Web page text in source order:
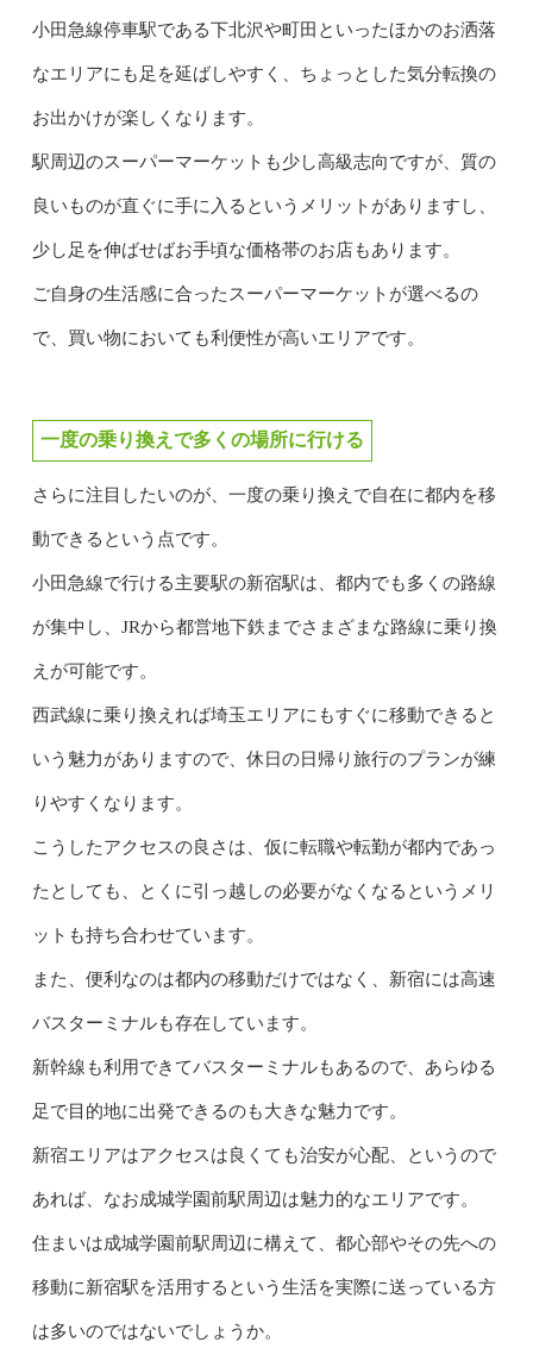
小田急線停車駅である下北沢や町田といったほかのお洒落
なエリアにも足を延ばしやすく、ちょっとした気分転換の
お出かけが楽しくなります。
駅周辺のスーパーマーケットも少し高級志向ですが、質の
良いものが直ぐに手に入るというメリットがありますし、
少し足を伸ばせばお手頃な価格帯のお店もあります。
ご自身の生活感に合ったスーパーマーケットが選べるの
で、買い物においても利便性が高いエリアです。
一度の乗り換えで多くの場所に行ける
さらに注目したいのが、一度の乗り換えで自在に都内を移
動できるという点です。
小田急線で行ける主要駅の新宿駅は、都内でも多くの路線
が集中し、JRから都営地下鉄までさまざまな路線に乗り換
えが可能です。
西武線に乗り換えれば埼玉エリアにもすぐに移動できると
いう魅力がありますので、休日の日帰り旅行のプランが練
りやすくなります。
こうしたアクセスの良さは、仮に転職や転勤が都内であっ
たとしても、とくに引っ越しの必要がなくなるというメリ
ットも持ち合わせています。
また、便利なのは都内の移動だけではなく、新宿には高速
バスターミナルも存在しています。
新幹線も利用できてバスターミナルもあるので、あらゆる
足で目的地に出発できるのも大きな魅力です。
新宿エリアはアクセスは良くても治安が心配、というので
あれば、なお成城学園前駅周辺は魅力的なエリアです。
住まいは成城学園前駅周辺に構えて、都心部やその先への
移動に新宿駅を活用するという生活を実際に送っている方
は多いのではないでしょうか。